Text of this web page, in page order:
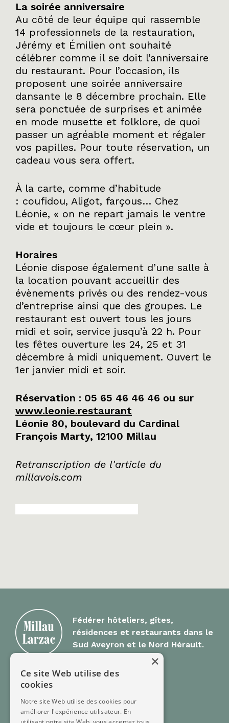
La soirée anniversaire
Au côté de leur équipe qui rassemble
14 professionnels de la restauration,
Jérémy et Émilien ont souhaité
célébrer comme il se doit l’anniversaire
du restaurant. Pour l’occasion, ils
proposent une soirée anniversaire
dansante le 8 décembre prochain. Elle
sera ponctuée de surprises et animée
en mode musette et folklore, de quoi
passer un agréable moment et régaler
vos papilles. Pour toute réservation, un
cadeau vous sera offert.
À la carte, comme d’habitude
: coufidou, Aligot, farçous… Chez
Léonie, « on ne repart jamais le ventre
vide et toujours le cœur plein ».
Horaires
Léonie dispose également d’une salle à
la location pouvant accueillir des
évènements privés ou des rendez-vous
d’entreprise ainsi que des groupes. Le
restaurant est ouvert tous les jours
midi et soir, service jusqu’à 22 h. Pour
les fêtes ouverture les 24, 25 et 31
décembre à midi uniquement. Ouvert le
1er janvier midi et soir.
Réservation : 05 65 46 46 46 ou sur
www.leonie.restaurant
Léonie 80, boulevard du Cardinal
François Marty, 12100 Millau
Retranscription de l'article du
millavois.com
Fédérer hôteliers, gîtes,
résidences et restaurants dans le
Sud Aveyron et le Nord Hérault.
Millau Larzac
Offre Groupes
FAQ
×
Ce site Web utilise des
cookies
Notre site Web utilise des cookies pour
améliorer l'expérience utilisateur. En